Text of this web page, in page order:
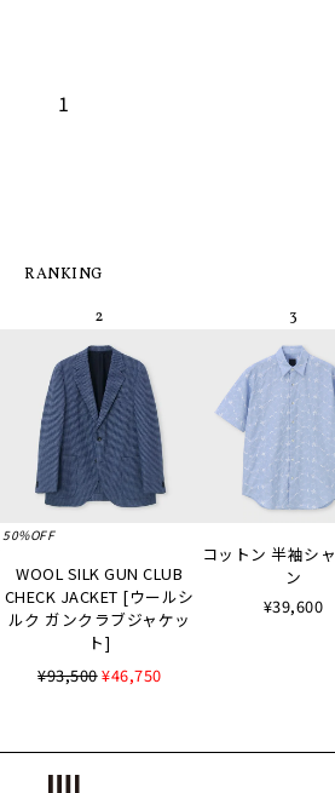
1
RANKING
50%OFF
WOOL SILK GUN CLUB
CHECK JACKET [ウールシ
ルク ガンクラブジャケッ
ト]
¥93,500¥46,750
コットン 半袖シ
ン
¥39,600